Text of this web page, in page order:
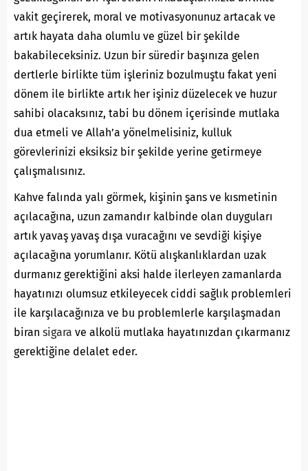
vakit geçirerek, moral ve motivasyonunuz artacak ve
artık hayata daha olumlu ve güzel bir şekilde
bakabileceksiniz. Uzun bir süredir başınıza gelen
dertlerle birlikte tüm işleriniz bozulmuştu fakat yeni
dönem ile birlikte artık her işiniz düzelecek ve huzur
sahibi olacaksınız, tabi bu dönem içerisinde mutlaka
dua etmeli ve Allah’a yönelmelisiniz, kulluk
görevlerinizi eksiksiz bir şekilde yerine getirmeye
çalışmalısınız.
Kahve falında yalı görmek, kişinin şans ve kısmetinin
açılacağına, uzun zamandır kalbinde olan duyguları
artık yavaş yavaş dışa vuracağını ve sevdiği kişiye
açılacağına yorumlanır. Kötü alışkanlıklardan uzak
durmanız gerektiğini aksi halde ilerleyen zamanlarda
hayatınızı olumsuz etkileyecek ciddi sağlık problemleri
ile karşılacağınıza ve bu problemlerle karşılaşmadan
biran sigara ve alkolü mutlaka hayatınızdan çıkarmanız
gerektiğine delalet eder.